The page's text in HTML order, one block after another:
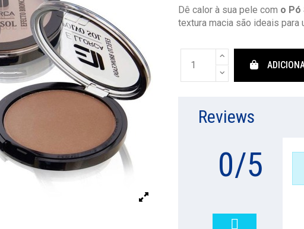
Dê calor à sua pele com o Pó
textura macia são ideais para
Reviews
0/5
